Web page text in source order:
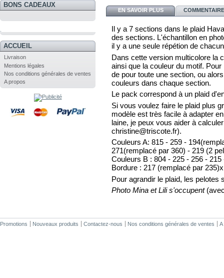
BONS CADEAUX
ACCUEIL
Livraison
Mentions légales
Nos conditions générales de ventes
A propos
EN SAVOIR PLUS
Il y a 7 sections dans le plaid
des sections. L'échantillon en
il y a une seule répétion de
Dans cette version multicolore la
ainsi que la couleur du motif.
de pour toute une section, ou
couleurs dans chaque section.
Le pack correspond à un plaid
Si vous voulez faire le plaid plus
modèle est très facile à adapter
laine, je peux vous aider à
christine@triscote.fr).
Couleurs A: 815 - 259 -
271(remplacé par 360) - 219 (2
Couleurs B : 804 - 225 - 256 -
Bordure : 217 (remplacé par
Pour agrandir le plaid, les pelotes
Photo Mina et Lili s'occupent
Promotions Nouveaux produits Contactez-nous Nos conditions générales de ventes A